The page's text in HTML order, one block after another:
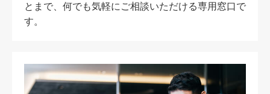
とまで、何でも気軽にご相談いただける専用窓口で
す。